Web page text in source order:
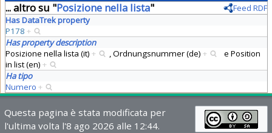
... altro su "Posizione nella lista"
Feed RDF
Has DataTrek property
P178 +
Has property description
Posizione nella lista (it) + ,Ordnungsnummer (de) + e Position
in list (en) +
Ha tipo
Numero +
Questa pagina è stata modificata per
l'ultima volta l'8 ago 2026 alle 12:44.